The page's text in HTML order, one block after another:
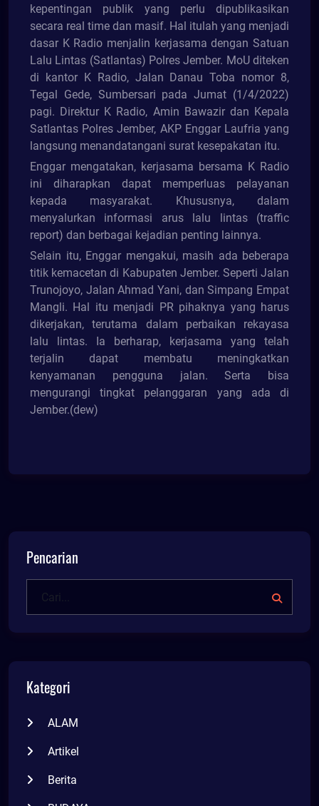
kepentingan publik yang perlu dipublikasikan
secara real time dan masif. Hal itulah yang menjadi
dasar K Radio menjalin kerjasama dengan Satuan
Lalu Lintas (Satlantas) Polres Jember. MoU diteken
di kantor K Radio, Jalan Danau Toba nomor 8,
Tegal Gede, Sumbersari pada Jumat (1/4/2022)
pagi. Direktur K Radio, Amin Bawazir dan Kepala
Satlantas Polres Jember, AKP Enggar Laufria yang
langsung menandatangani surat kesepakatan itu.
Enggar mengatakan, kerjasama bersama K Radio
ini diharapkan dapat memperluas pelayanan
kepada masyarakat. Khususnya, dalam
menyalurkan informasi arus lalu lintas (traffic
report) dan berbagai kejadian penting lainnya.
Selain itu, Enggar mengakui, masih ada beberapa
titik kemacetan di Kabupaten Jember. Seperti Jalan
Trunojoyo, Jalan Ahmad Yani, dan Simpang Empat
Mangli. Hal itu menjadi PR pihaknya yang harus
dikerjakan, terutama dalam perbaikan rekayasa
lalu lintas. Ia berharap, kerjasama yang telah
terjalin dapat membatu meningkatkan
kenyamanan pengguna jalan. Serta bisa
mengurangi tingkat pelanggaran yang ada di
Jember.(dew)
Pencarian
Kategori
ALAM
Artikel
Berita